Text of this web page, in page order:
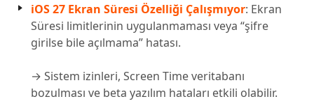
iOS 27 Ekran Süresi Özelliği Çalışmıyor: Ekran
Süresi limitlerinin uygulanmaması veya “şifre
girilse bile açılmama” hatası.
→ Sistem izinleri, Screen Time veritabanı
bozulması ve beta yazılım hataları etkili olabilir.